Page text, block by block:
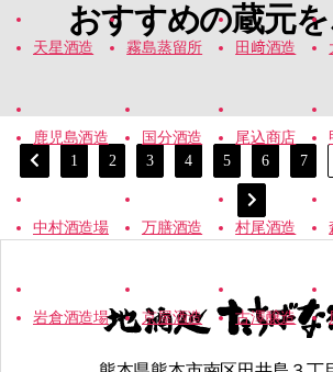
おすすめの蔵元
天星酒造 霧島蒸留所 田﨑酒造
鹿児島酒造 国分酒造 尾込商店
中村酒造場 万膳酒造 村尾酒造
岩倉酒造場 京屋酒造 古澤醸造
1 2 3 4 5 6 7